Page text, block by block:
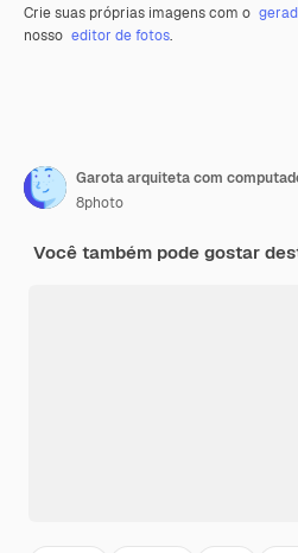
Crie suas próprias imagens com o
nosso editor de fotos.
8photo
Você também pode gostar